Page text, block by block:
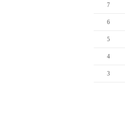
7
6
5
4
3